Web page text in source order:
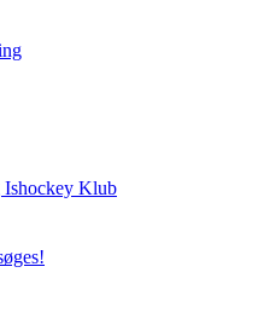
Ishockey Klub